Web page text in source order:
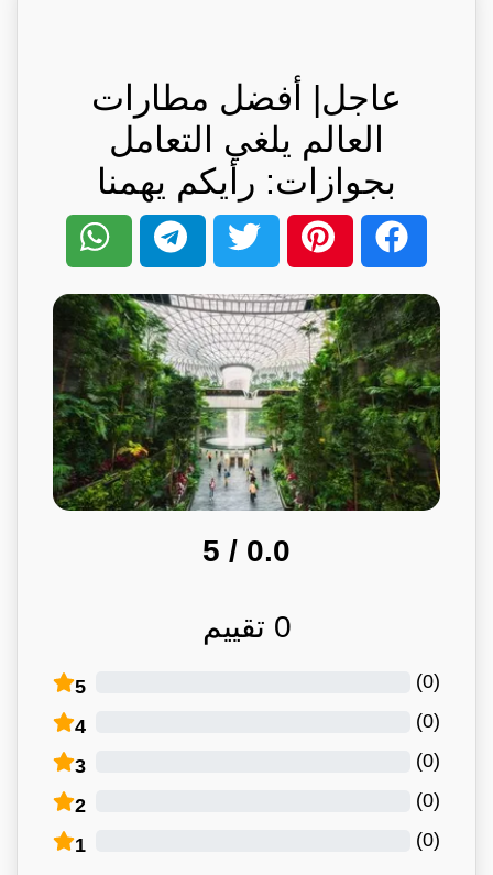
عاجل| أفضل مطارات
العالم يلغي التعامل
بجوازات: رأيكم يهمنا
0.0
/ 5
0 تقييم
5 (
0
)
4 (
0
)
3 (
0
)
2 (
0
)
1 (
0
)